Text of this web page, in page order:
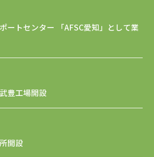
ートセンター 「AFSC愛知」として業
豊工場開設
開設